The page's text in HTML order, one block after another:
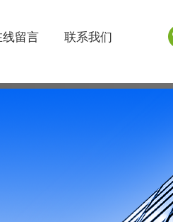
线留言 联系我们